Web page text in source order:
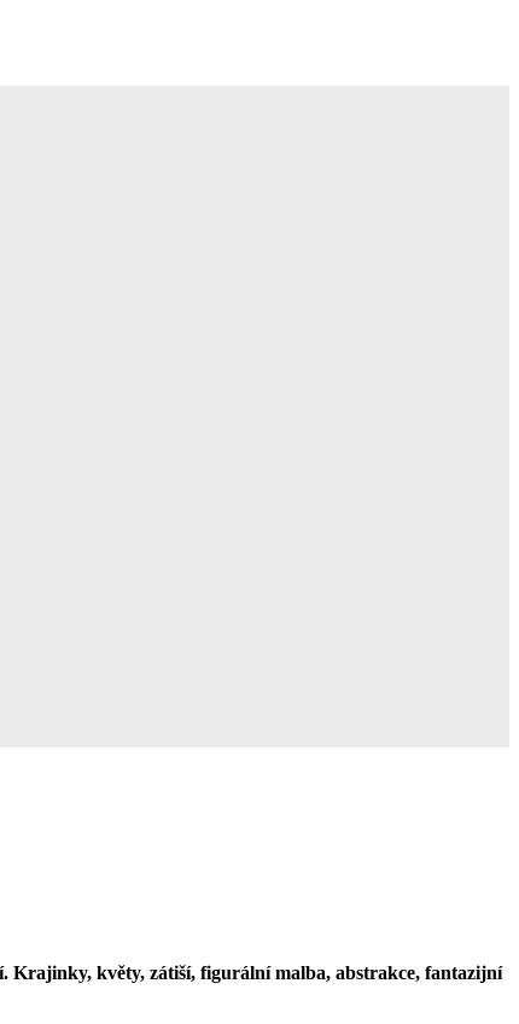
Krajinky, květy, zátiší, figurální malba, abstrakce, fantazijní